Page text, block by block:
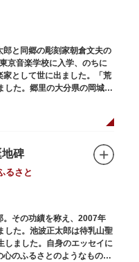
郎と同郷の彫刻家朝倉文夫の
京音楽学校に入学、のちに
として世に出ました。「荒
した。郷里の大分県の岡城趾
碑
るさと
。その功績を称え、2007年
した。池波正太郎は待乳山聖
しました。自身のエッセイに
心のふるさとのようなもの